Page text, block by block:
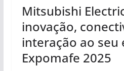
Mitsubishi
inovação,
interação ao seu
Expomafe 2025